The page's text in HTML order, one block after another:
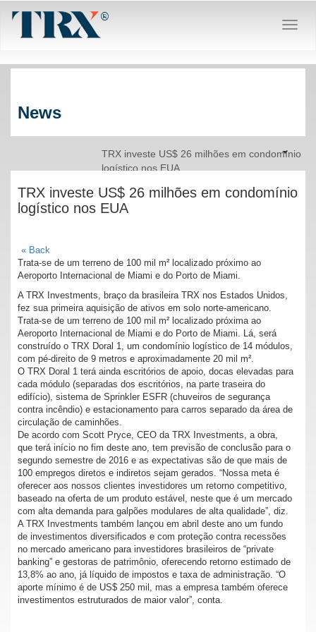
Menu
News
TRX investe US$ 26 milhões em condomínio
logístico nos EUA
Menu
TRX investe US$ 26 milhões em condomínio
logístico nos EUA
« Back
Trata-se de um terreno de 100 mil m² localizado próximo ao
Aeroporto Internacional de Miami e do Porto de Miami.
A TRX Investments, braço da brasileira TRX nos Estados Unidos,
fez sua primeira aquisição de ativos em solo norte-americano.
Trata-se de um terreno de 100 mil m² localizado próxima ao
Aeroporto Internacional de Miami e do Porto de Miami. Lá, será
construído o TRX Doral 1, um condomínio logístico de 14 módulos,
com pé-direito de 9 metros e aproximadamente 20 mil m².
O TRX Doral 1 terá ainda escritórios de apoio, docas elevadas para
cada módulo (separadas dos escritórios, na parte traseira do
edifício), sistema de Sprinkler ESFR (chuveiros de segurança
contra incêndio) e estacionamento para carros separado da área de
circulação de caminhões.
De acordo com Scott Pryce, CEO da TRX Investments, a obra,
que terá início no fim deste ano, tem previsão de conclusão para o
segundo semestre de 2016 e as expectativas são de que mais de
100 empregos diretos e indiretos sejam gerados. “Nossa meta é
oferecer aos nossos clientes investidores um retorno competitivo,
baseado na oferta de um produto estável, neste que é um mercado
com alta demanda para galpões modulares de alta qualidade”, diz.
A TRX Investments também lançou em abril deste ano um fundo
de investimentos diversificados e com proteção contra recessões
no mercado americano para investidores brasileiros de “private
banking” e gestoras de patrimônio, oferecendo retorno estimado de
13,8% ao ano, já líquido de impostos e taxa de administração. “O
aporte mínimo é de US$ 250 mil, mas a empresa também oferece
investimentos estruturados de maior valor”, conta.